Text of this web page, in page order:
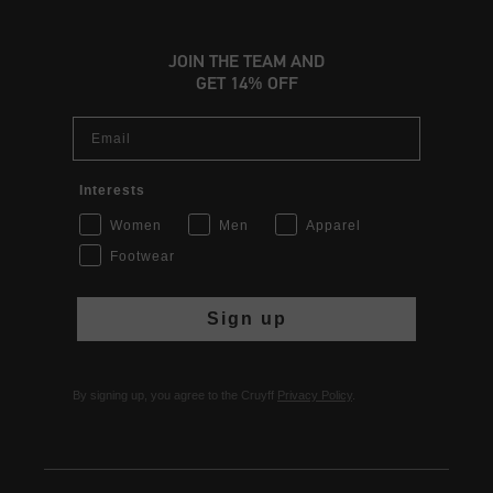
JOIN THE TEAM AND
GET 14% OFF
Interests
Women Men
Apparel
Footwear
Sign up
By signing up, you agree to the Cruyff Privacy Policy